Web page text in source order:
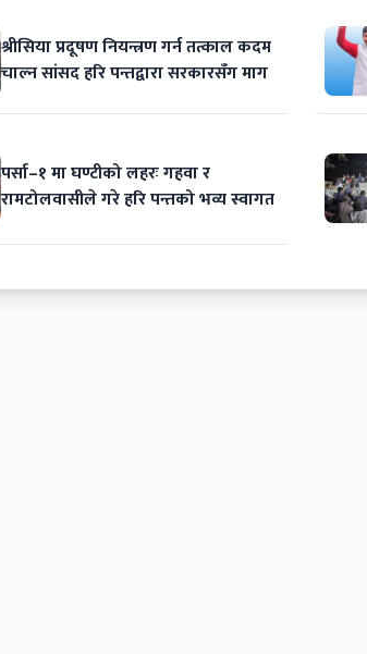
श्रीसिया प्रदूषण नियन्त्रण गर्न तत्काल कदम
चाल्न सांसद हरि पन्तद्वारा सरकारसँग माग
पर्सा–१ मा घण्टीको लहरः गहवा र
रामटोलवासीले गरे हरि पन्तको भव्य स्वागत